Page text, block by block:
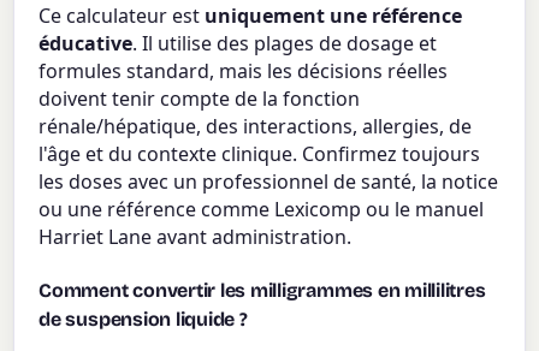
Ce calculateur est uniquement une référence
éducative. Il utilise des plages de dosage et
formules standard, mais les décisions réelles
doivent tenir compte de la fonction
rénale/hépatique, des interactions, allergies, de
l'âge et du contexte clinique. Confirmez toujours
les doses avec un professionnel de santé, la notice
ou une référence comme Lexicomp ou le manuel
Harriet Lane avant administration.
Comment convertir les milligrammes en millilitres
de suspension liquide ?